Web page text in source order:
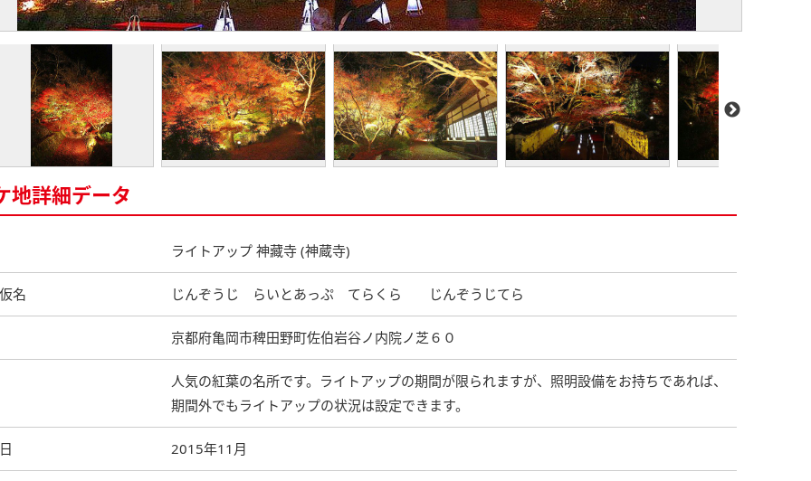
地詳細データ
ライトアップ 神藏寺 (神蔵寺)
名 じんぞうじ らいとあっぷ てらくら じんぞうじてら
京都府亀岡市稗田野町佐伯岩谷ノ内院ノ芝６０
人気の紅葉の名所です。ライトアップの期間が限られますが、照明設備をお持ちであれば、
期間外でもライトアップの状況は設定できます。
2015年11月